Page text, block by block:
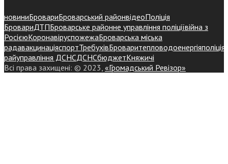
новиниБровариБроварський районвідеоПоліція
БровариДТПБроварське районне управління поліціївійна з
РосієюКоронавіруспожежаБроварська міська
радавакцинаціяспортТребухівБроваритепловодоенергіяполіція
райуправління ДСНСДСНСбюджетКняжичі
Всі права захищені: © 2023, «Громадський Ревізор»